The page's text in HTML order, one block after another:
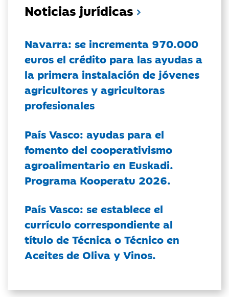
Noticias jurídicas
Navarra: se incrementa 970.000
euros el crédito para las ayudas a
la primera instalación de jóvenes
agricultores y agricultoras
profesionales
País Vasco: ayudas para el
fomento del cooperativismo
agroalimentario en Euskadi.
Programa Kooperatu 2026.
País Vasco: se establece el
currículo correspondiente al
título de Técnica o Técnico en
Aceites de Oliva y Vinos.